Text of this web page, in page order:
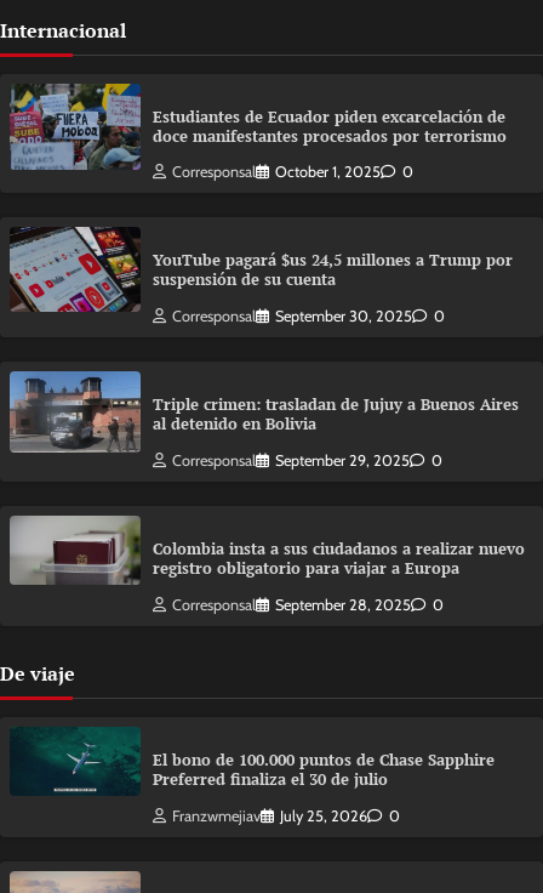
Internacional
Estudiantes de Ecuador piden excarcelación de
doce manifestantes procesados por terrorismo
Corresponsal October 1, 2025 0
YouTube pagará $us 24,5 millones a Trump por
suspensión de su cuenta
Corresponsal September 30, 2025 0
Triple crimen: trasladan de Jujuy a Buenos Aires
al detenido en Bolivia
Corresponsal September 29, 2025 0
Colombia insta a sus ciudadanos a realizar nuevo
registro obligatorio para viajar a Europa
Corresponsal September 28, 2025 0
De viaje
El bono de 100.000 puntos de Chase Sapphire
Preferred finaliza el 30 de julio
Franzwmejiav July 25, 2026 0